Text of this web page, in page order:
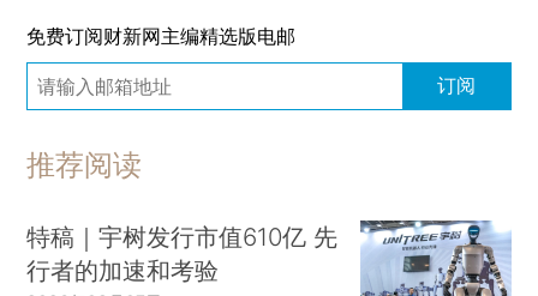
免费订阅财新网主编精选版电邮
订阅
推荐阅读
特稿｜宇树发行市值610亿 先
行者的加速和考验